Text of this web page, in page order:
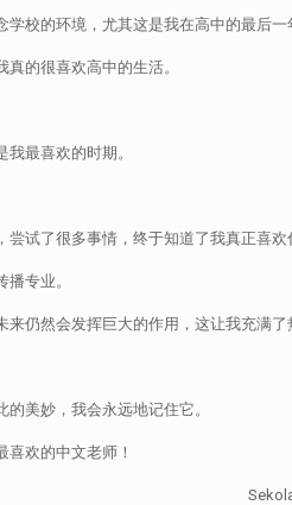
校的环境，尤其这是我在高中的最后一
的很喜欢高中的生活。
最喜欢的时期。
试了很多事情，终于知道了我真正喜欢
专业。
仍然会发挥巨大的作用，这让我充满了
美妙，我会永远地记住它。
欢的中文老师！
级文科 Sekolah Harapan